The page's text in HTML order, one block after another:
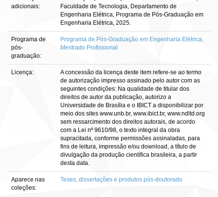
adicionais:
Faculdade de Tecnologia, Departamento de
Engenharia Elétrica, Programa de Pós-Graduação em
Engenharia Elétrica, 2025.
Programa de
pós-
graduação:
Programa de Pós-Graduação em Engenharia Elétrica,
Mestrado Profissional
Licença:
A concessão da licença deste item refere-se ao termo
de autorização impresso assinado pelo autor com as
seguintes condições: Na qualidade de titular dos
direitos de autor da publicação, autorizo a
Universidade de Brasília e o IBICT a disponibilizar por
meio dos sites www.unb.br, www.ibict.br, www.ndltd.org
sem ressarcimento dos direitos autorais, de acordo
com a Lei nº 9610/98, o texto integral da obra
supracitada, conforme permissões assinaladas, para
fins de leitura, impressão e/ou download, a título de
divulgação da produção científica brasileira, a partir
desta data.
Aparece nas
coleções:
Teses, dissertações e produtos pós-doutorado